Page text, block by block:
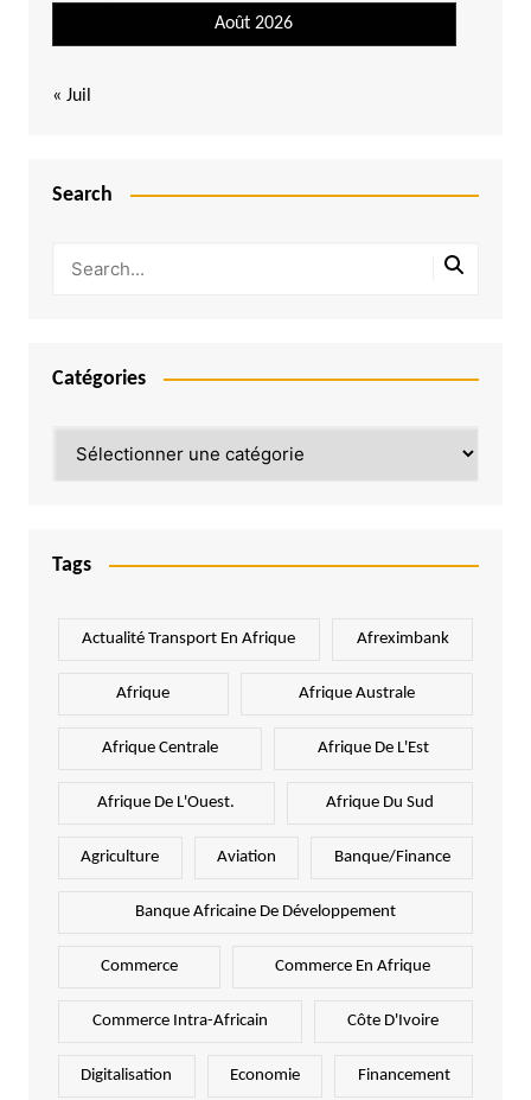
Août 2026
« Juil
Search
Catégories
Tags
Actualité Transport En Afrique Afreximbank
Afrique Afrique Australe
Afrique Centrale Afrique De L'Est
Afrique De L'Ouest. Afrique Du Sud
Agriculture Aviation Banque/Finance
Banque Africaine De Développement
Commerce Commerce En Afrique
Commerce Intra-Africain Côte D'Ivoire
Digitalisation Economie Financement